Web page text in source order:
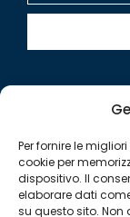
Per fornire le
cookie per
dispositivo. Il
elaborare dati
su questo sito. Non
Soggetta a